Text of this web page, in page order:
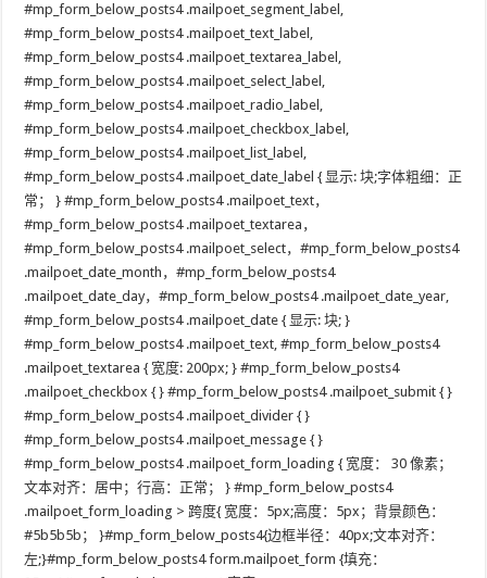
#mp_form_below_posts4 .mailpoet_segment_label,
#mp_form_below_posts4 .mailpoet_text_label,
#mp_form_below_posts4 .mailpoet_textarea_label,
#mp_form_below_posts4 .mailpoet_select_label,
#mp_form_below_posts4 .mailpoet_radio_label,
#mp_form_below_posts4 .mailpoet_checkbox_label,
#mp_form_below_posts4 .mailpoet_list_label,
#mp_form_below_posts4 .mailpoet_date_label { 显示: 块;字体粗细：正
常； } #mp_form_below_posts4 .mailpoet_text，
#mp_form_below_posts4 .mailpoet_textarea，
#mp_form_below_posts4 .mailpoet_select，#mp_form_below_posts4
.mailpoet_date_month，#mp_form_below_posts4
.mailpoet_date_day，#mp_form_below_posts4 .mailpoet_date_year,
#mp_form_below_posts4 .mailpoet_date { 显示: 块; }
#mp_form_below_posts4 .mailpoet_text, #mp_form_below_posts4
.mailpoet_textarea { 宽度: 200px; } #mp_form_below_posts4
.mailpoet_checkbox { } #mp_form_below_posts4 .mailpoet_submit { }
#mp_form_below_posts4 .mailpoet_divider { }
#mp_form_below_posts4 .mailpoet_message { }
#mp_form_below_posts4 .mailpoet_form_loading { 宽度： 30 像素；
文本对齐：居中；行高：正常； } #mp_form_below_posts4
.mailpoet_form_loading > 跨度{ 宽度：5px;高度：5px；背景颜色：
#5b5b5b； }#mp_form_below_posts4{边框半径：40px;文本对齐：
左;}#mp_form_below_posts4 form.mailpoet_form {填充：